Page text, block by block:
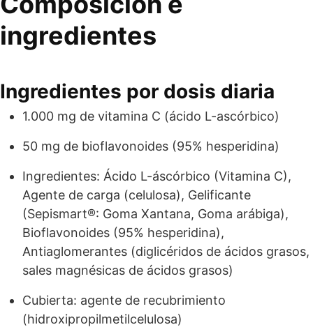
ingredientes
Ingredientes por dosis diaria
1.000 mg de vitamina C (ácido L-ascórbico)
50 mg de bioflavonoides (95% hesperidina)
Ingredientes: Ácido L-áscórbico (Vitamina C),
Agente de carga (celulosa), Gelificante
(Sepismart®: Goma Xantana, Goma arábiga),
Bioflavonoides (95% hesperidina),
Antiaglomerantes (diglicéridos de ácidos grasos,
sales magnésicas de ácidos grasos)
Cubierta: agente de recubrimiento
(hidroxipropilmetilcelulosa)